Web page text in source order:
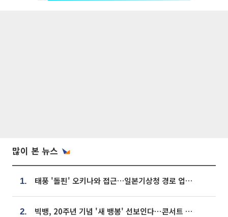
많이 본 뉴스
1. 태풍 '돌핀' 오키나와 접근…일본기상청 경로 업데이트
2. 빅뱅, 20주년 기념 '새 뱅봉' 선보인다⋯콘서트 앞두고 팝업 개최